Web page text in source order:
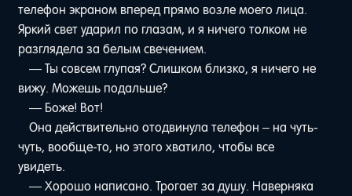
телефон экраном вперед прямо возле моего лица.
Яркий свет ударил по глазам, и я ничего толком не
разглядела за белым свечением.
— Ты совсем глупая? Слишком близко, я ничего не
вижу. Можешь подальше?
— Боже! Вот!
Она действительно отодвинула телефон – на чуть-
чуть, вообще-то, но этого хватило, чтобы все
увидеть.
— Хорошо написано. Трогает за душу. Наверняка